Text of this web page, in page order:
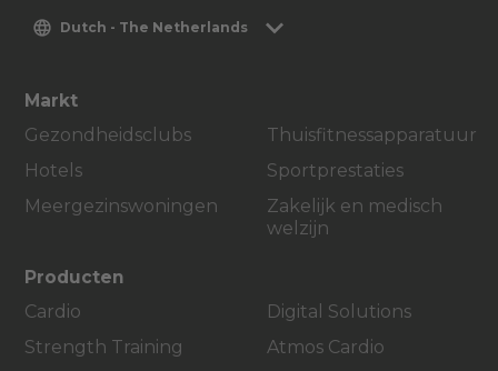
Dutch - The Netherlands
Markt
Gezondheidsclubs
Hotels
Meergezinswoningen
Thuisfitnessapparatuur
Sportprestaties
Zakelijk en medisch
welzijn
Producten
Cardio
Strength Training
Digital Solutions
Atmos Cardio